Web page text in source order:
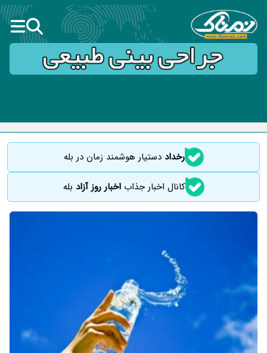
رخداددستیار هوشمند زمان در بله
کانال اخبار جذاباخبار روز آزاد بله